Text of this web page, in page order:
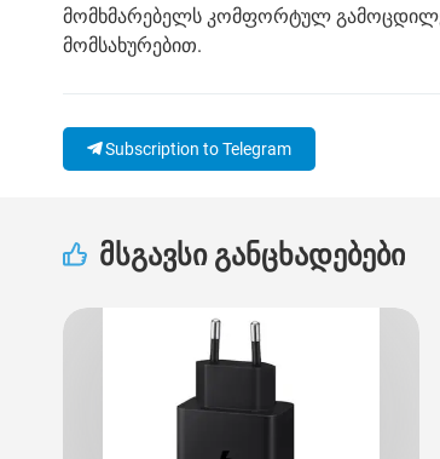
მომხმარებელს კომფორტულ
მომსახურებით.
Subscription to Telegram
მსგავსი განცხადებები